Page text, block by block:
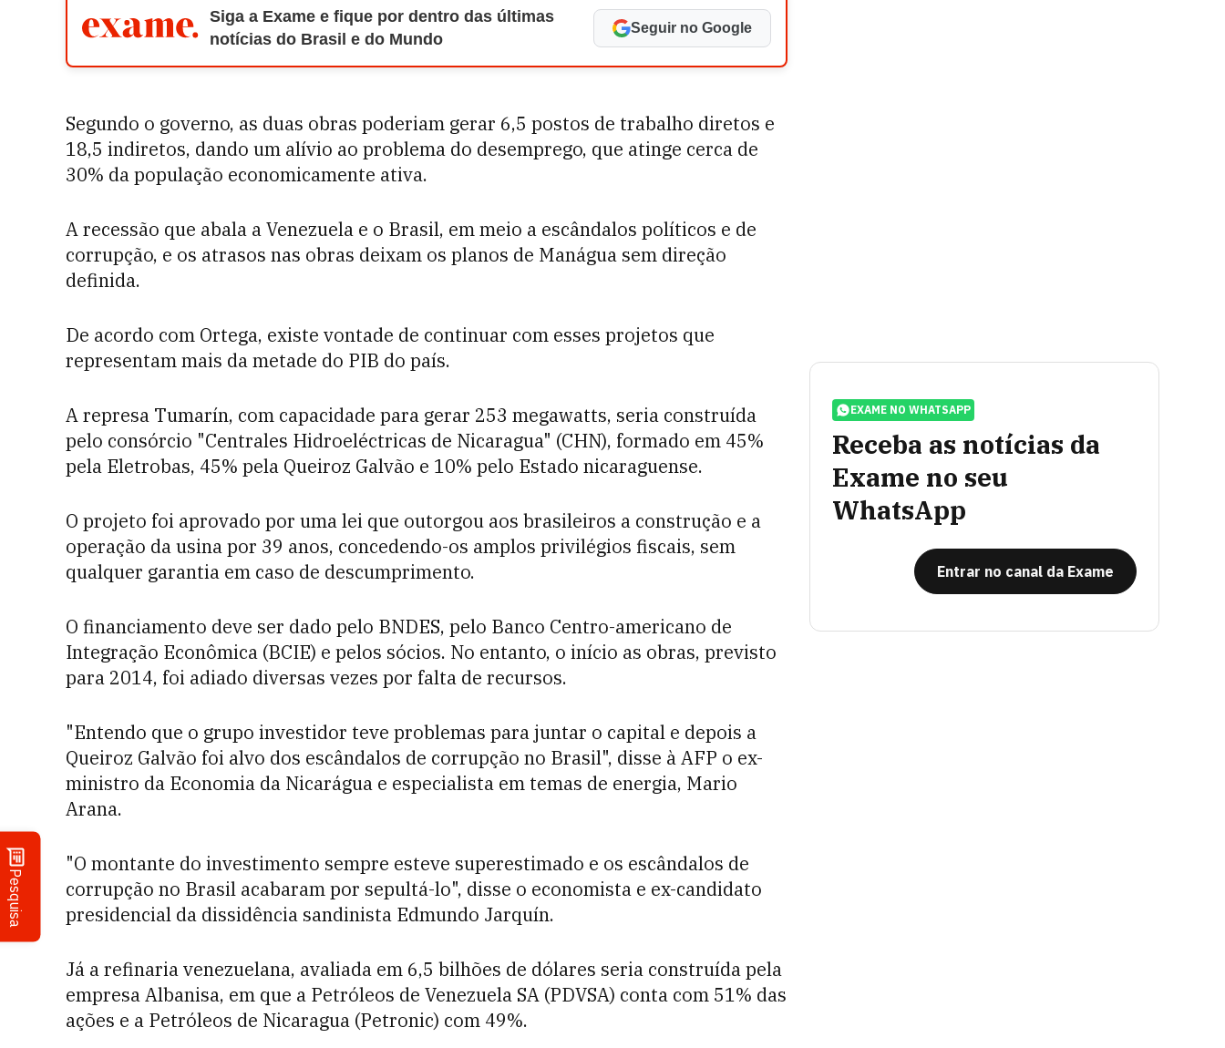
Pesquisa
Siga a Exame e fique por dentro das últimas
notícias do Brasil e do Mundo
Seguir no Google
Segundo o governo, as duas obras poderiam gerar 6,5 postos de trabalho diretos e
18,5 indiretos, dando um alívio ao problema do desemprego, que atinge cerca de
30% da população economicamente ativa.
A recessão que abala a Venezuela e o Brasil, em meio a escândalos políticos e de
corrupção, e os atrasos nas obras deixam os planos de Manágua sem direção
definida.
De acordo com Ortega, existe vontade de continuar com esses projetos que
representam mais da metade do PIB do país.
A represa Tumarín, com capacidade para gerar 253 megawatts, seria construída
pelo consórcio "Centrales Hidroeléctricas de Nicaragua" (CHN), formado em 45%
pela Eletrobas, 45% pela Queiroz Galvão e 10% pelo Estado nicaraguense.
O projeto foi aprovado por uma lei que outorgou aos brasileiros a construção e a
operação da usina por 39 anos, concedendo-os amplos privilégios fiscais, sem
qualquer garantia em caso de descumprimento.
O financiamento deve ser dado pelo BNDES, pelo Banco Centro-americano de
Integração Econômica (BCIE) e pelos sócios. No entanto, o início as obras, previsto
para 2014, foi adiado diversas vezes por falta de recursos.
"Entendo que o grupo investidor teve problemas para juntar o capital e depois a
Queiroz Galvão foi alvo dos escândalos de corrupção no Brasil", disse à AFP o ex-
ministro da Economia da Nicarágua e especialista em temas de energia, Mario
Arana.
"O montante do investimento sempre esteve superestimado e os escândalos de
corrupção no Brasil acabaram por sepultá-lo", disse o economista e ex-candidato
presidencial da dissidência sandinista Edmundo Jarquín.
Já a refinaria venezuelana, avaliada em 6,5 bilhões de dólares seria construída pela
empresa Albanisa, em que a Petróleos de Venezuela SA (PDVSA) conta com 51% das
ações e a Petróleos de Nicaragua (Petronic) com 49%.
EXAME NO WHATSAPP
Receba as notícias da
Exame no seu
WhatsApp
Entrar no canal da Exame